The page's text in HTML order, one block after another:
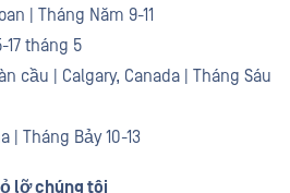
| Tháng Năm 9-11
17 tháng 5
cầu | Calgary, Canada | Tháng Sáu
| Tháng Bảy 10-13
lỡ chúng tôi